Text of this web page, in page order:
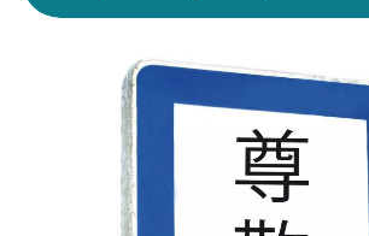
Arhīvs
Viņi bija LAMPĀ 2026
Jaunumi